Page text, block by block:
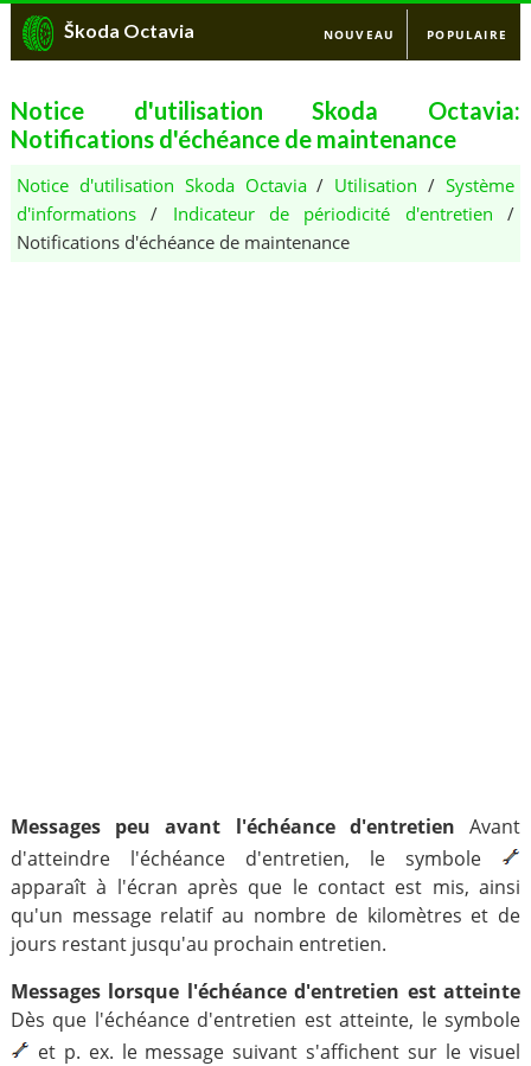
Škoda Octavia NOUVEAU POPULAIRE
Notice d'utilisation Skoda Octavia:
Notifications d'échéance de maintenance
Notice d'utilisation Skoda Octavia/ Utilisation /Système
d'informations/ Indicateur de périodicité d'entretien /
Notifications d'échéance de maintenance
Messages peu avant l'échéance d'entretienAvant
d'atteindre l'échéance d'entretien, le symbole
apparaît à l'écran après que le contact est mis, ainsi
qu'un message relatif au nombre de kilomètres et de
jours restant jusqu'au prochain entretien.
Messages lorsque l'échéance d'entretien est atteinte
Dès que l'échéance d'entretien est atteinte, le symbole
et p. ex. le message suivant s'affichent sur le visuel